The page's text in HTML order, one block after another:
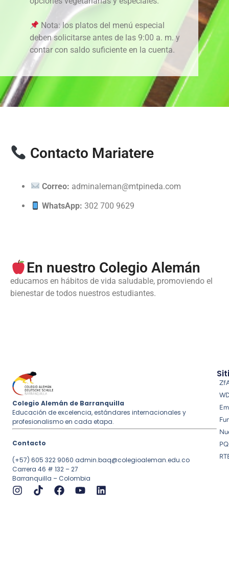
Nota: los platos del menú especial
deben solicitarse antes de las 9:00 a. m. y
contar con saldo suficiente en la cuenta.
Contacto Mariatere
Correo: adminaleman@mtpineda.com
WhatsApp: 302 700 9629
En nuestro Colegio Alemán
educamos en hábitos de vida saludable, promoviendo el
bienestar de todos nuestros estudiantes.
Colegio Alemán de Barranquilla
Educación de excelencia, estándares internacionales y
profesionalismo en cada etapa.
Contacto
(+57) 605 322 9060 admin.baq@colegioaleman.edu.co
Carrera 46 # 132 – 27
Barranquilla – Colombia